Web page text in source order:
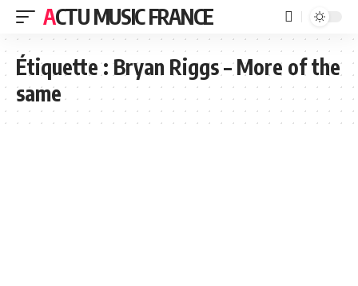
ACTU MUSIC FRANCE
Étiquette :Bryan Riggs – More of the
same